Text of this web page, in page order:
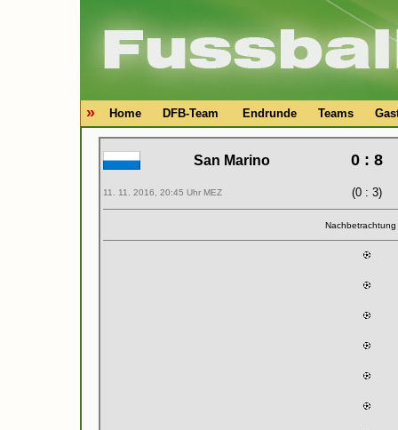
» Home DFB-Team Endrunde Teams
San Marino 0 : 8
11. 11. 2016, 20:45 Uhr MEZ (0 : 3)
Nachbetrachtung